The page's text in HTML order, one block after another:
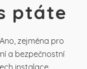
ptáte
Ano, zejména pro
a bezpečnostní